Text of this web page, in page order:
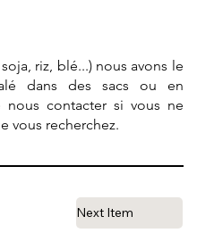
riz, blé...) nous avons le
dans des sacs ou en
contacter si vous ne
vous recherchez.
Next Item